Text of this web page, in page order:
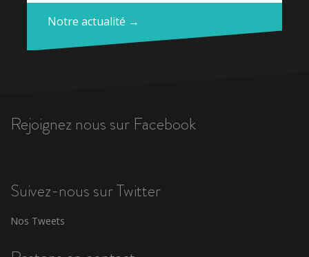
Notre actualité →
Rejoignez nous sur Facebook
Suivez-nous sur Twitter
Nos Tweets